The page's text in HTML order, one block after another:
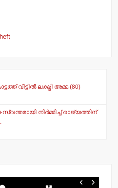
വീട്ടില്‍ ലക്ഷ്മി അമ്മ (80)
നിര്‍മ്മിച്ച് രാജ്യത്തിന്